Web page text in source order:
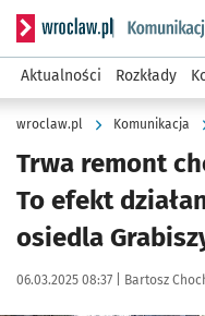
Serwis informacyjny
Aktualności Rozkłady
wroclaw.pl Komunikacja
Trwa remont
To efekt
osiedla
Data publikacji:
06.03.2025 08:37 | Autor:
Bartosz